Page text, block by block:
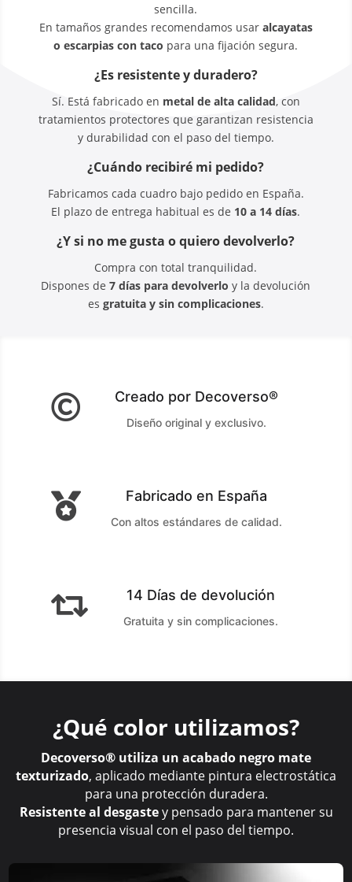
sencilla.
En tamaños grandes recomendamos usar alcayatas
o escarpias con taco para una fijación segura.
¿Es resistente y duradero?
Sí. Está fabricado en metal de alta calidad, con
tratamientos protectores que garantizan resistencia
y durabilidad con el paso del tiempo.
¿Cuándo recibiré mi pedido?
Fabricamos cada cuadro bajo pedido en España.
El plazo de entrega habitual es de 10 a 14 días.
¿Y si no me gusta o quiero devolverlo?
Compra con total tranquilidad.
Dispones de7 días para devolverlo y la devolución
es gratuita y sin complicaciones.
 Creado por Decoverso®
Diseño original y exclusivo.
 Fabricado en España
Con altos estándares de calidad.
 14 Días de devolución
Gratuita y sin complicaciones.
¿Qué color utilizamos?
Decoverso® utiliza un acabado negro mate
texturizado, aplicado mediante pintura electrostática
para una protección duradera.
Resistente al desgastey pensado para mantener su
presencia visual con el paso del tiempo.